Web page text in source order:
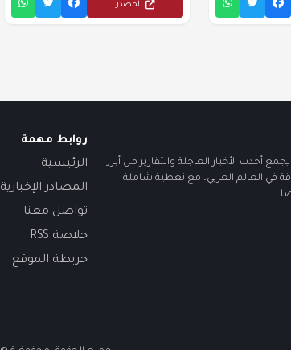
المصدر
أحدث الأخبار العاجلة والتقارير من أبرز
في العالم العربي، مع تغطية شاملة
روابط مهمة
الرئيسية
المصادر الإخبارية
تواصل معنا
خلاصة RSS
خريطة الموقع